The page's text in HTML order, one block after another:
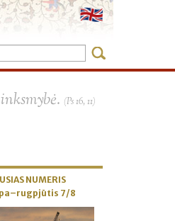
(Ps 16, 11)
NUMERIS
7/8